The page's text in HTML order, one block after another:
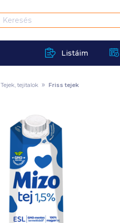
Listáim
Tejek, tejitalok Friss tejek